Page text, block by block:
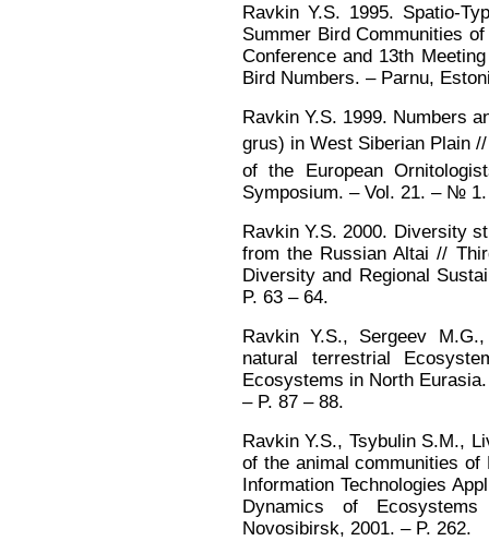
Ravkin Y.S. 1995. Spatio-
Summer Bird Communities
Conference and 13th
Bird Numbers. – Parnu,
Ravkin Y.S. 1999. Numbers
grus) in West Siberian Plain
of the European
Symposium. – Vol. 21. – №
Ravkin Y.S. 2000. Diversity
from the Russian Altai //
Diversity and Regional
P. 63 – 64.
Ravkin Y.S., Sergeev
natural terrestrial
Ecosystems in North
– P. 87 – 88.
Ravkin Y.S., Tsybulin S.M.,
of the animal communities
Information Technologies
Dynamics of
Novosibirsk, 2001. – P. 262.